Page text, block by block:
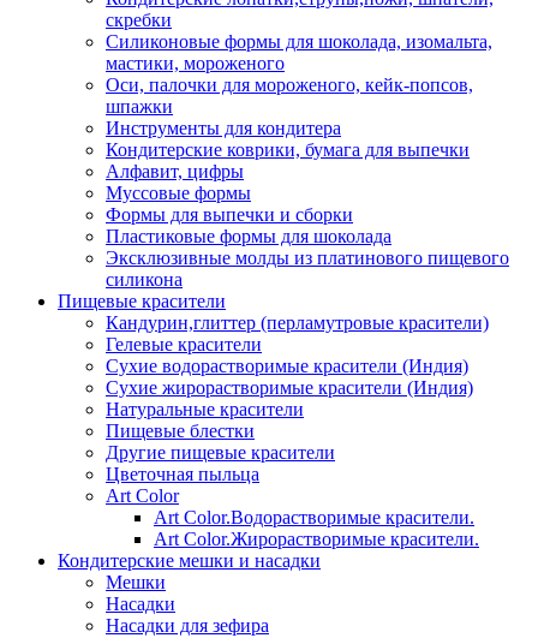
скребки
Силиконовые формы для шоколада, изомальта,
мастики, мороженого
Оси, палочки для мороженого, кейк-попсов,
шпажки
Инструменты для кондитера
Кондитерские коврики, бумага для выпечки
Алфавит, цифры
Муссовые формы
Формы для выпечки и сборки
Пластиковые формы для шоколада
Эксклюзивные молды из платинового пищевого
силикона
Пищевые красители
Кандурин,глиттер (перламутровые красители)
Гелевые красители
Сухие водорастворимые красители (Индия)
Сухие жирорастворимые красители (Индия)
Натуральные красители
Пищевые блестки
Другие пищевые красители
Цветочная пыльца
Art Color
Art Color.Водорастворимые красители.
Art Color.Жирорастворимые красители.
Кондитерские мешки и насадки
Мешки
Насадки
Насадки для зефира